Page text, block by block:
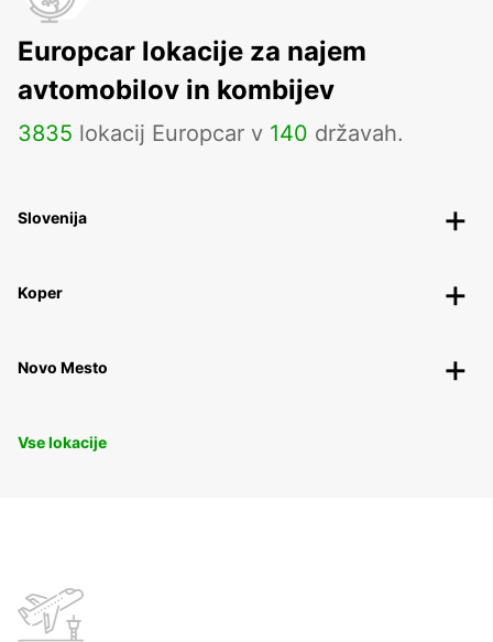
Europcar lokacije za najem
avtomobilov in kombijev
3835 lokacij Europcar v 140 državah.
Slovenija
Koper
Novo Mesto
Vse lokacije